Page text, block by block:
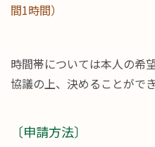
間1時間）
時間帯については本人の希
協議の上、決めることができ
〔申請方法〕